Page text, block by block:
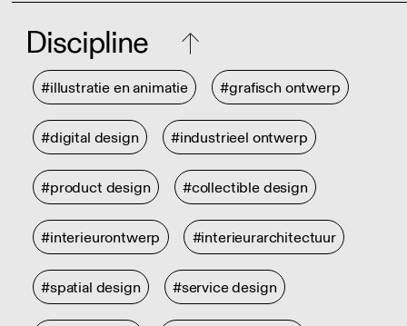
Discipline
#illustratie en animatie #grafisch ontwerp
#digital design #industrieel ontwerp
#product design #collectible design
#interieurontwerp #interieurarchitectuur
#spatial design #service design